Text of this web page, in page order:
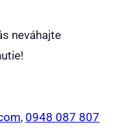
neváhajte
, 0948 087 807